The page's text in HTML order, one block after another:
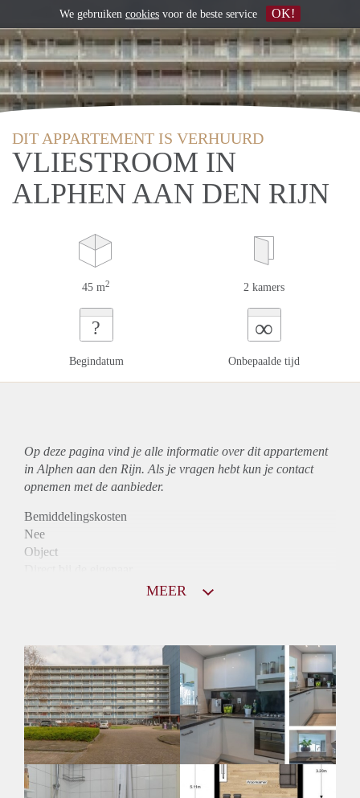
DIT APPARTEMENT IS VERHUURD
VLIESTROOM IN
ALPHEN AAN DEN RIJN
45 m2 2 kamers
?
Begindatum
∞
Onbepaalde tijd
Op deze pagina vind je alle informatie over ditappartement
in Alphen aan den Rijn. Als je vragen hebt kun je contact
opnemen met de aanbieder.
Bemiddelingskosten
Nee
Object
Huurtoeslag
Mogelijk
Inkomen eis
N.V.T.
Huurtermijn
Onbepaalde termijn
Oplevering
Kaal
MEER
We gebruiken cookies voor de beste service OK!